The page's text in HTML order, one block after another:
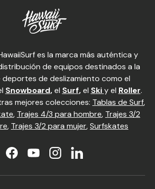
es la marca más auténtica y
de equipos destinados a la
de deslizamiento como el
Snowboard,el Surf,el Ski y el Roller.
mejores colecciones: Tablas de Surf,
, Trajes 4/3 para hombre, Trajes 3/2
, Trajes 3/2 para mujer,Surfskates
FacebookYouTubeInstagramLinkedIn